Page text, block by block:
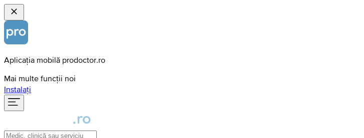
Aplicația mobilă prodoctor.ro
Mai multe funcții noi
Instalați